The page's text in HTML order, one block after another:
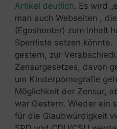
Artikel deutlich. Es wird
man auch Webseiten ,
(Egoshooter) zum Inhalt
Sperrliste setzen
gestern, zur
Zensurgesetzes, davon
um Kinderpornografie
Möglichkeit der Zensur,
war Gestern. Wieder ein
für die Glaubwürdigkeit